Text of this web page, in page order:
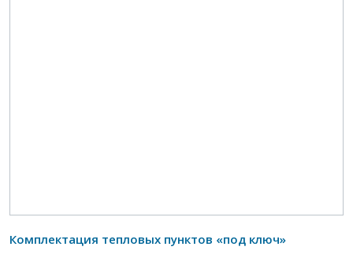
Комплектация тепловых пунктов «под ключ»